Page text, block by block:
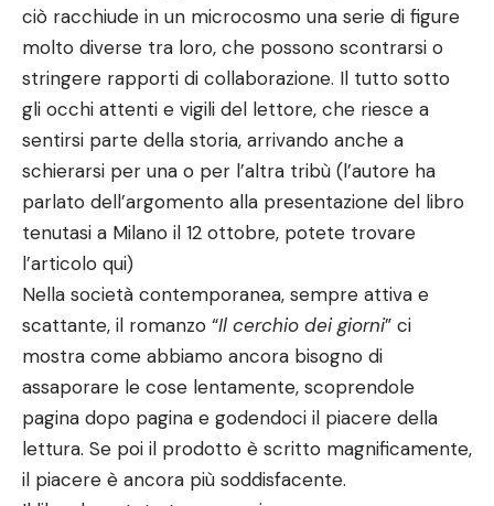
ciò racchiude in un microcosmo una serie di figure
molto diverse tra loro, che possono scontrarsi o
stringere rapporti di collaborazione. Il tutto sotto
gli occhi attenti e vigili del lettore, che riesce a
sentirsi parte della storia, arrivando anche a
schierarsi per una o per l’altra tribù (l’autore ha
parlato dell’argomento alla presentazione del libro
tenutasi a Milano il 12 ottobre, potete trovare
l’articolo qui)
Nella società contemporanea, sempre attiva e
scattante, il romanzo “Il cerchio dei giorni” ci
mostra come abbiamo ancora bisogno di
assaporare le cose lentamente, scoprendole
pagina dopo pagina e godendoci il piacere della
lettura. Se poi il prodotto è scritto magnificamente,
il piacere è ancora più soddisfacente.